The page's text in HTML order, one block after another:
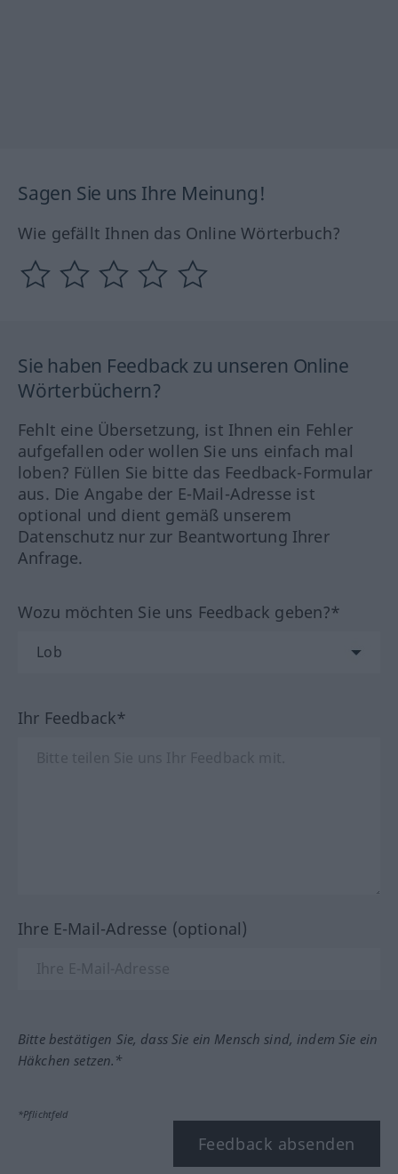
Sagen Sie uns Ihre Meinung!
Wie gefällt Ihnen das Online Wörterbuch?
Sie haben Feedback zu unseren Online
Wörterbüchern?
Fehlt eine Übersetzung, ist Ihnen ein Fehler
aufgefallen oder wollen Sie uns einfach mal
loben? Füllen Sie bitte das Feedback-Formular
aus. Die Angabe der E-Mail-Adresse ist
optional und dient gemäß unserem
Datenschutz nur zur Beantwortung Ihrer
Anfrage.
Wozu möchten Sie uns Feedback geben?*
Ihr Feedback*
Ihre E-Mail-Adresse (optional)
Bitte bestätigen Sie, dass Sie ein Mensch sind, indem Sie ein
Häkchen setzen.*
*Pflichtfeld
Feedback absenden